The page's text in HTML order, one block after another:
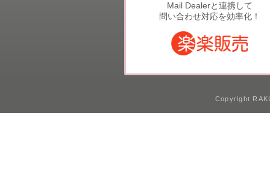
Mail Dealerと連携して
問い合わせ対応を効率化！
Copyright